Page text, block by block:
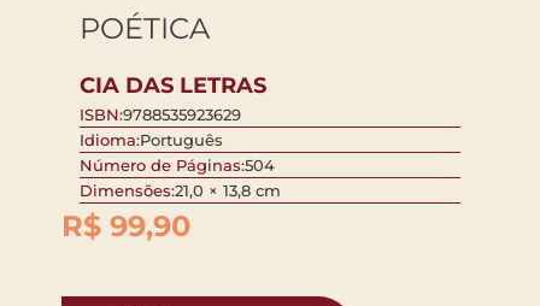
POÉTICA
CIA DAS LETRAS
ISBN:9788535923629
Idioma:Português
Número de Páginas:504
Dimensões:21,0 × 13,8 cm
R$ 99,90